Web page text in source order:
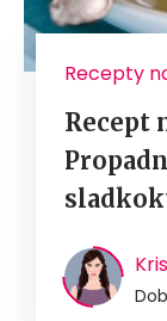
Recepty
Recept